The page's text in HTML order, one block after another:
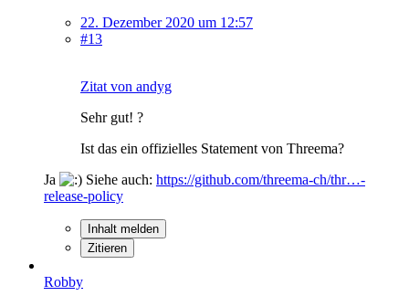
22. Dezember 2020 um 12:57
#13
Zitat von andyg
Sehr gut! ?
Ist das ein offizielles Statement von Threema?
Ja
Siehe auch: https://github.com/threema-ch/thr…-
release-policy
Inhalt melden
Zitieren
Robby